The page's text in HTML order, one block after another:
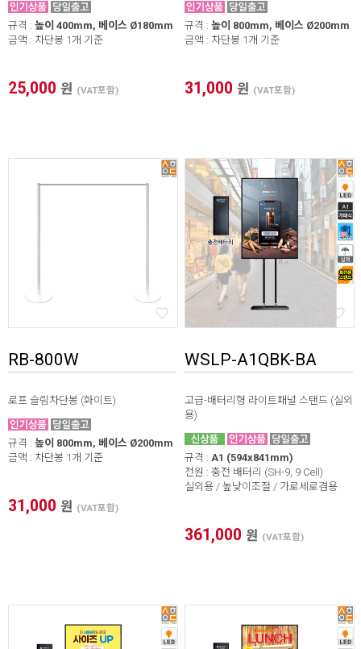
규격 : 높이 400mm, 베이스 Ø180mm
금액 : 차단봉 1개 기준
25,000 원 (VAT포함)
규격 : 높이 800mm, 베이스 Ø200mm
금액 : 차단봉 1개 기준
31,000 원 (VAT포함)
RB-800W
로프 슬림차단봉 (화이트)
규격 : 높이 800mm, 베이스 Ø200mm
금액 : 차단봉 1개 기준
31,000 원 (VAT포함)
WSLP-A1QBK-BA
고급-배터리형 라이트패널 스탠드 (실외
용)
규격 : A1 (594x841mm)
전원 : 충전 배터리 (SH-9, 9 Cell)
실외용 / 높낮이조절 / 가로세로겸용
361,000 원 (VAT포함)